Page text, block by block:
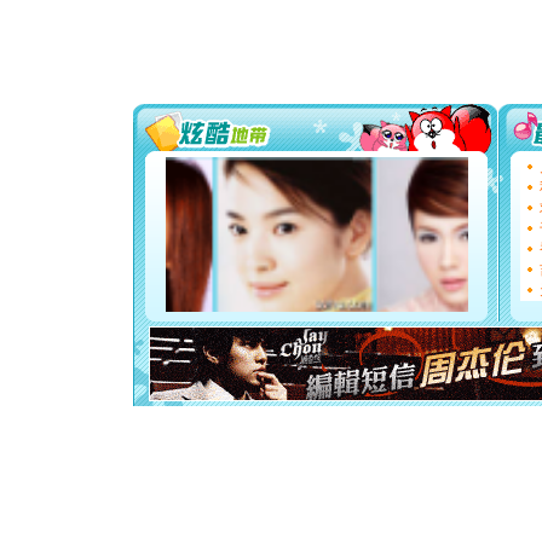
[圣诞节]
你太多，
要平安
[圣诞节]
能正大
都要快乐
[圣诞节]
如意,快
[元旦]
看
断电。
你是我
[元旦]如
起；二是
离。水晶
[元旦]当